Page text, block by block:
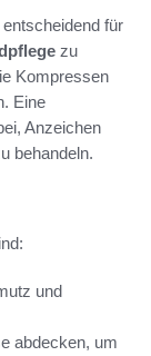
für
zu
Kompressen
Eine
Anzeichen
behandeln.
und
abdecken, um